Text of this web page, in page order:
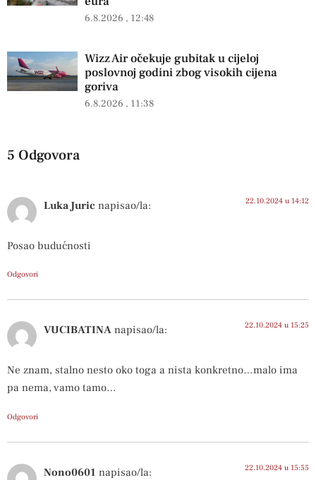
6.8.2026 12:48
Wizz Air očekuje gubitak u cijeloj
poslovnoj godini zbog visokih cijena
goriva
6.8.2026 11:38
5 Odgovora
Luka Juric napisao/la: 22.10.2024 u 14:12
Posao budućnosti
Odgovori
VUCIBATINA napisao/la: 22.10.2024 u 15:25
Ne znam, stalno nesto oko toga a nista konkretno…malo ima
pa nema, vamo tamo…
Odgovori
Nono0601 napisao/la: 22.10.2024 u 15:55